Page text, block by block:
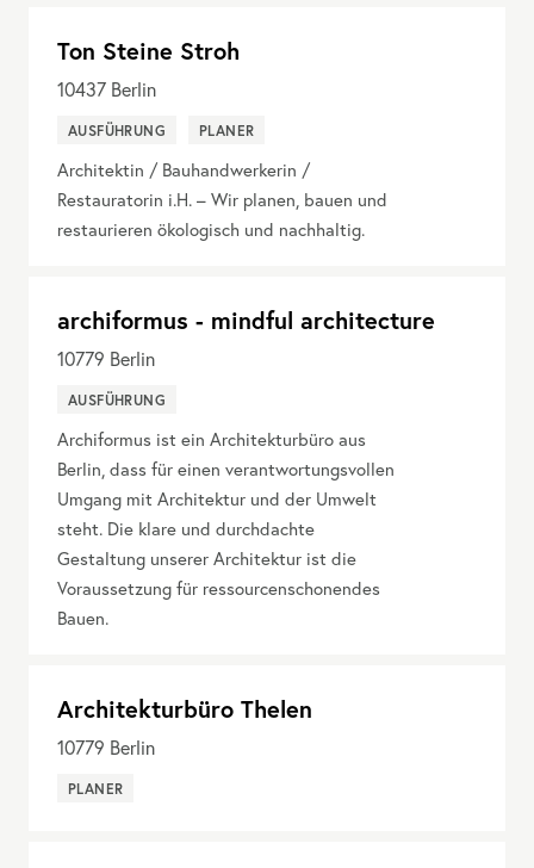
Ton Steine Stroh
10437 Berlin
AUSFÜHRUNG PLANER
Architektin / Bauhandwerkerin /
Restauratorin i.H. – Wir planen, bauen und
restaurieren ökologisch und nachhaltig.
archiformus - mindful architecture
10779 Berlin
AUSFÜHRUNG
Archiformus ist ein Architekturbüro aus
Berlin, dass für einen verantwortungsvollen
Umgang mit Architektur und der Umwelt
steht. Die klare und durchdachte
Gestaltung unserer Architektur ist die
Voraussetzung für ressourcenschonendes
Bauen.
Architekturbüro Thelen
10779 Berlin
PLANER